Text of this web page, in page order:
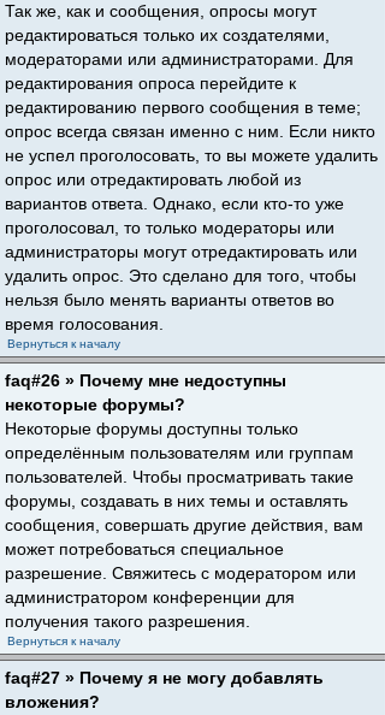
Так же, как и сообщения, опросы могут
редактироваться только их создателями,
модераторами или администраторами. Для
редактирования опроса перейдите к
редактированию первого сообщения в теме;
опрос всегда связан именно с ним. Если никто
не успел проголосовать, то вы можете удалить
опрос или отредактировать любой из
вариантов ответа. Однако, если кто-то уже
проголосовал, то только модераторы или
администраторы могут отредактировать или
удалить опрос. Это сделано для того, чтобы
нельзя было менять варианты ответов во
время голосования.
Вернуться к началу
faq#26 » Почему мне недоступны
некоторые форумы?
Некоторые форумы доступны только
определённым пользователям или группам
пользователей. Чтобы просматривать такие
форумы, создавать в них темы и оставлять
сообщения, совершать другие действия, вам
может потребоваться специальное
разрешение. Свяжитесь с модератором или
администратором конференции для
получения такого разрешения.
Вернуться к началу
faq#27 » Почему я не могу добавлять
вложения?